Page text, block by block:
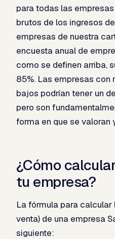
para todas las
brutos de los ingresos
empresas de nuestra
encuesta anual de
como se definen arriba,
85%. Las empresas con
bajos podrían tener un
pero son
forma en que se valoran
¿Cómo
tu empresa?​
La fórmula para calcular
venta) de una empresa
siguiente: